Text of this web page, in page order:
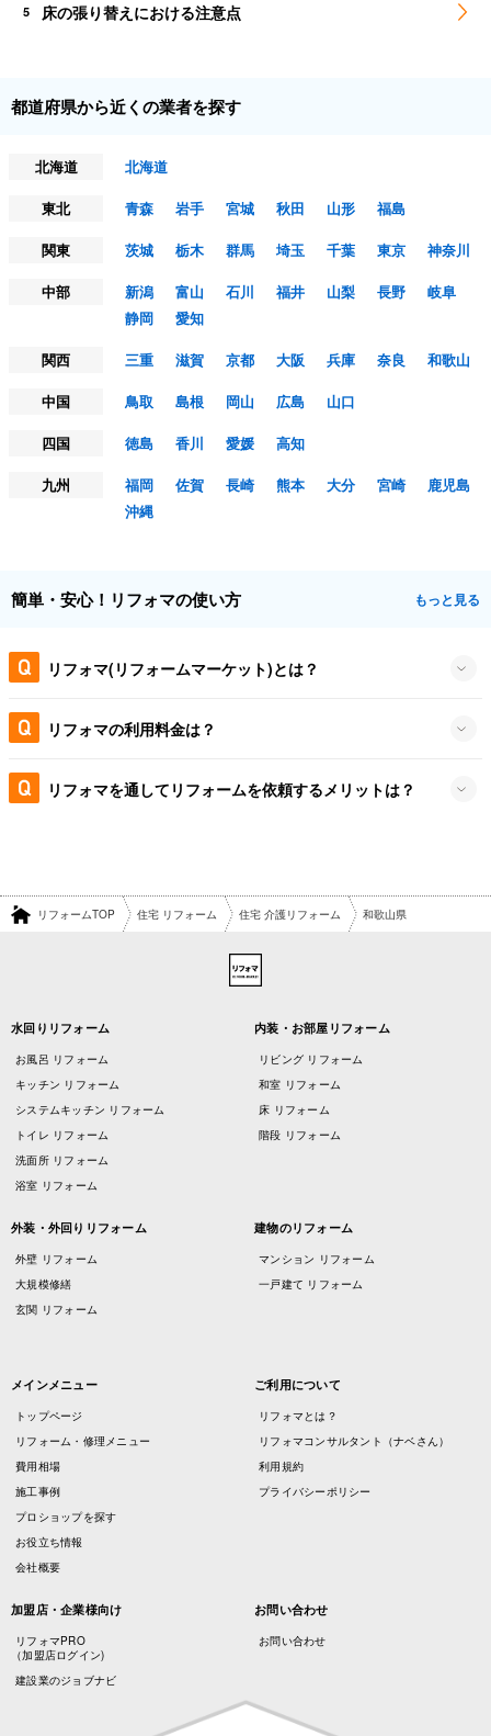
5 床の張り替えにおける注意点
都道府県から近くの業者を探す
北海道
北海道
東北
青森 岩手 宮城 秋田 山形
福島
関東
茨城 栃木 群馬 埼玉 千葉 東京
神奈川
中部
新潟 富山 石川 福井 山梨 長野
岐阜
静岡
愛知
関西
三重 滋賀 京都 大阪 兵庫 奈良
和歌山
中国
鳥取 島根 岡山 広島
山口
四国
徳島 香川 愛媛
高知
九州
福岡 佐賀 長崎 熊本 大分 宮崎
鹿児島
沖縄
簡単・安心！リフォマの使い方 もっと見る
リフォマ(リフォームマーケット)とは？
リフォマの利用料金は？
リフォマを通してリフォームを依頼するメリットは？
リフォームTOP 住宅 リフォーム 住宅 介護リフォーム 和歌山県
水回りリフォーム
お風呂 リフォーム
キッチン リフォーム
システムキッチン リフォーム
トイレ リフォーム
洗面所 リフォーム
浴室 リフォーム
内装・お部屋リフォーム
リビング リフォーム
和室 リフォーム
床 リフォーム
階段 リフォーム
外装・外回りリフォーム
外壁 リフォーム
大規模修繕
玄関 リフォーム
建物のリフォーム
マンション リフォーム
一戸建て リフォーム
メインメニュー
トップページ
リフォーム・修理メニュー
費用相場
施工事例
プロショップを探す
お役立ち情報
会社概要
ご利用について
リフォマとは？
リフォマコンサルタント（ナベさん）
利用規約
プライバシーポリシー
加盟店・企業様向け
リフォマPRO
（加盟店ログイン)
建設業のジョブナビ
お問い合わせ
お問い合わせ